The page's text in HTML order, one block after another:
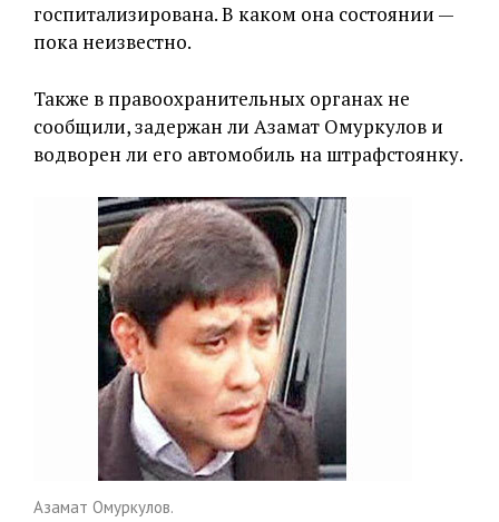
госпитализирована. В каком она состоянии —
пока неизвестно.
Также в правоохранительных органах не
сообщили, задержан ли Азамат Омуркулов и
водворен ли его автомобиль на штрафстоянку.
Азамат Омуркулов.